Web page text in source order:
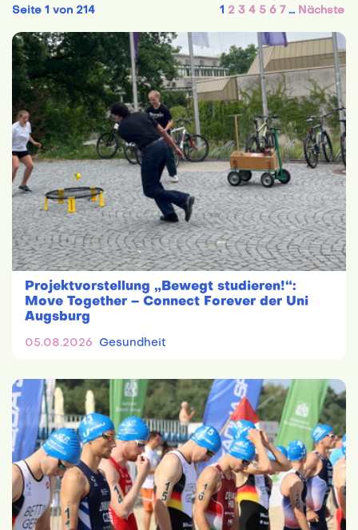
Seite 1 von 214 1 2 3 4 5 6 7 … Nächste
Projektvorstellung „Bewegt studieren!“:
Move Together – Connect Forever der Uni
Augsburg
05.08.2026 Gesundheit